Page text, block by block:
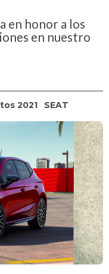
en honor a los
en nuestro
2021 SEAT